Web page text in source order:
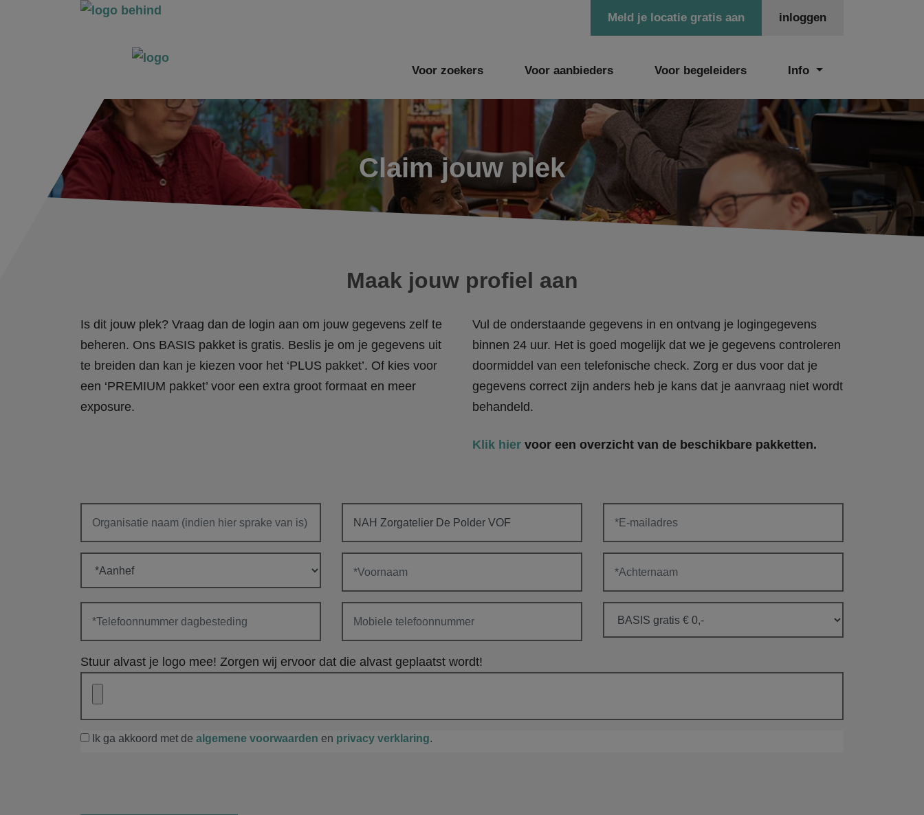
inloggen
Meld je locatie gratis aan
Voor zoekers Voor aanbieders Voor begeleiders Info
Claim jouw plek
Maak jouw profiel aan
Is dit jouw plek? Vraag dan de login aan om jouw gegevens zelf te
beheren. Ons BASIS pakket is gratis. Beslis je om je gegevens uit
te breiden dan kan je kiezen voor het ‘PLUS pakket’. Of kies voor
een ‘PREMIUM pakket’ voor een extra groot formaat en meer
exposure.
Vul de onderstaande gegevens in en ontvang je logingegevens
binnen 24 uur. Het is goed mogelijk dat we je gegevens controleren
doormiddel van een telefonische check. Zorg er dus voor dat je
gegevens correct zijn anders heb je kans dat je aanvraag niet wordt
behandeld.
Klik hier voor een overzicht van de beschikbare pakketten.
Stuur alvast je logo mee! Zorgen wij ervoor dat die alvast geplaatst wordt!
Ik ga akkoord met de algemene voorwaarden en privacy verklaring.